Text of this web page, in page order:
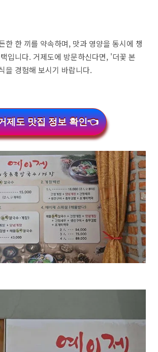
한 한 끼를 약속하며, 맛과 영양을 동시에 챙
입니다. 거제도에 방문하신다면, '더꽃 본
을 경험해 보시기 바랍니다.
제도 맛집 정보 확인👈